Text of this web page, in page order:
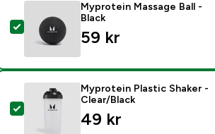
Select this product - Myprotein
Myprotein Massage Ball -
Black
59 kr‎
Select this product - Myprotein
Myprotein Plastic Shaker -
Clear/Black
49 kr‎